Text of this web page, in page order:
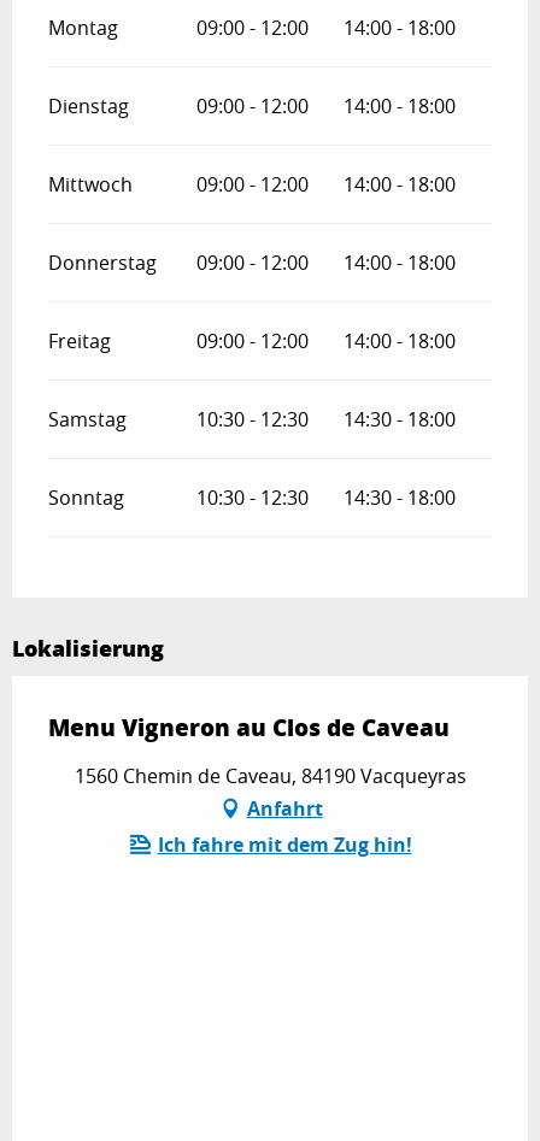
Montag 09:00 - 12:00 14:00 - 18:00
Dienstag 09:00 - 12:00 14:00 - 18:00
Mittwoch 09:00 - 12:00 14:00 - 18:00
Donnerstag 09:00 - 12:00 14:00 - 18:00
Freitag 09:00 - 12:00 14:00 - 18:00
Samstag 10:30 - 12:30 14:30 - 18:00
Sonntag 10:30 - 12:30 14:30 - 18:00
Lokalisierung
Menu Vigneron au Clos de Caveau
1560 Chemin de Caveau, 84190 Vacqueyras
Anfahrt
Ich fahre mit dem Zug hin!